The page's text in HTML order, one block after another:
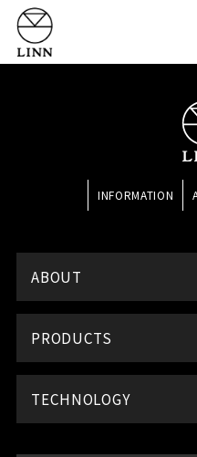
INFORMATION
ABOUT
PRODUCTS
TECHNOLOGY